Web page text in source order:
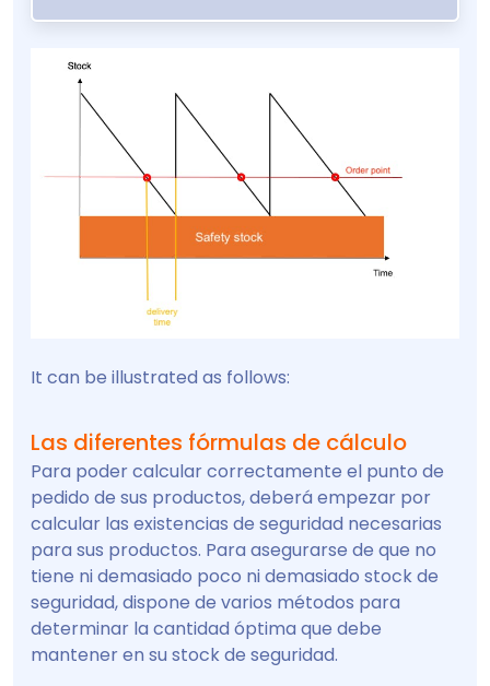
It can be illustrated as follows:
Las diferentes fórmulas de cálculo
Para poder calcular correctamente el punto de
pedido de sus productos, deberá empezar por
calcular las existencias de seguridad necesarias
para sus productos. Para asegurarse de que no
tiene ni demasiado poco ni demasiado stock de
seguridad, dispone de varios métodos para
determinar la cantidad óptima que debe
mantener en su stock de seguridad.